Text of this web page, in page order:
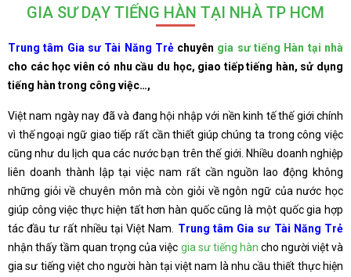
GIA SƯ DẠY TIẾNG HÀN TẠI NHÀ TP HCM
Trung tâm Gia sư Tài Năng Trẻchuyên gia sư tiếng Hàn tại nhà
cho các học viên có nhu cầu du học, giao tiếp tiếng hàn, sử dụng
tiếng hàn trong công việc…,
Việt nam ngày nay đã và đang hội nhập với nền kinh tế thế giới chính
vì thế ngoại ngữ giao tiếp rất cần thiết giúp chúng ta trong công việc
cũng như du lịch qua các nước bạn trên thế giới. Nhiều doanh nghiệp
liên doanh thành lập tại việc nam rất cần nguồn lao động không
những giỏi về chuyên môn mà còn giỏi về ngôn ngữ của nước học
giúp công việc thực hiện tất hơn hàn quốc cũng là một quốc gia hợp
tác đầu tư rất nhiều tại Việt Nam. Trung tâm Gia sư Tài Năng Trẻ
nhận thấy tầm quan trọng của việc gia sư tiếng hàn cho người việt và
gia sư tiếng việt cho người hàn tại việt nam là nhu cầu thiết thực hiện